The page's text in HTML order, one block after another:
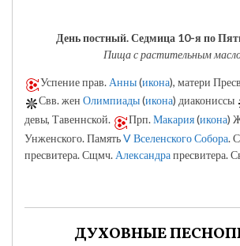
День постный.Седмица 10-я по
Пища с растительным
Успение прав. Анны(икона), матери
Свв. жен Олимпиады(икона) диакониссы
девы, Тавеннской.
Прп.Макария(икона)
Унженского. ПамятьV Вселенского Собора.
пресвитера. Сщмч. Александрапресвитера.
ДУХОВНЫЕ